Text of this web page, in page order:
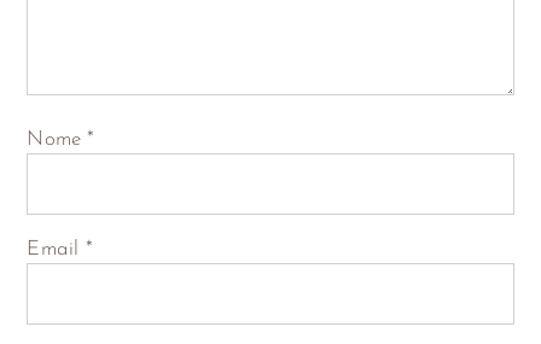
Nome*
Email *